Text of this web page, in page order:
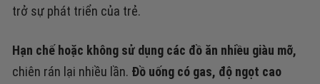
trở sự phát triển của trẻ.
Hạn chế hoặc không sử dụng các đồ ăn nhiều giàu mỡ,
chiên rán lại nhiều lần. Đồ uống có gas, độ ngọt cao